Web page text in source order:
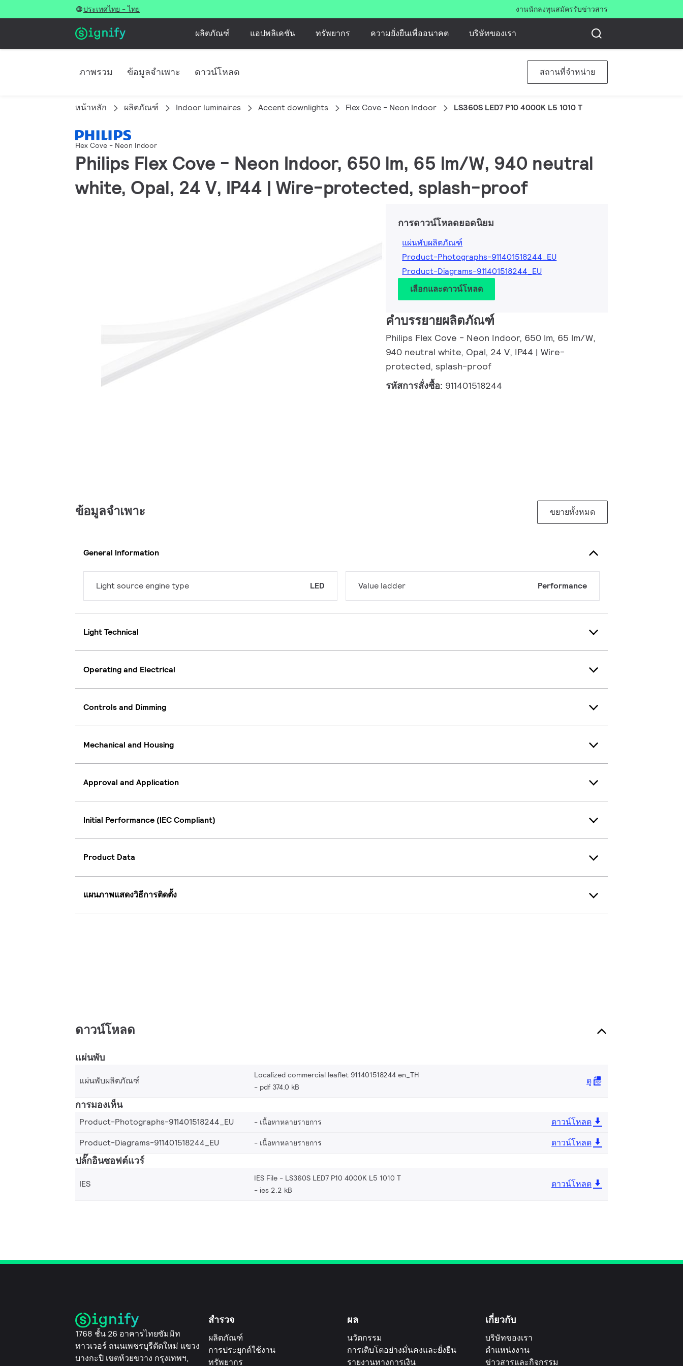
ประเทศไทย - ไทย งานนักลงทุนสมัครรับข่าวสาร
ผลิตภัณฑ์ แอปพลิเคชัน ทรัพยากร ความยั่งยืนเพื่ออนาคต บริษัทของเรา
ภาพรวม ข้อมูลจำเพาะ ดาวน์โหลด สถานที่จำหน่าย
หน้าหลัก ผลิตภัณฑ์ Indoor luminaires Accent downlights Flex Cove - Neon Indoor LS360S LED7 P10 4000K L5 1010 T
Flex Cove - Neon Indoor
Philips Flex Cove - Neon Indoor, 650 lm, 65 lm/W, 940 neutral
white, Opal, 24 V, IP44 | Wire-protected, splash-proof
การดาวน์โหลดยอดนิยม
แผ่นพับผลิตภัณฑ์
Product-Photographs-911401518244_EU
Product-Diagrams-911401518244_EU
เลือกและดาวน์โหลด
คำบรรยายผลิตภัณฑ์
Philips Flex Cove - Neon Indoor, 650 lm, 65 lm/W,
940 neutral white, Opal, 24 V, IP44 | Wire-
protected, splash-proof
รหัสการสั่งซื้อ: 911401518244
ข้อมูลจำเพาะ ขยายทั้งหมด
General Information
Light source engine type LED Value ladder Performance
Light Technical
Operating and Electrical
Controls and Dimming
Mechanical and Housing
Approval and Application
Initial Performance (IEC Compliant)
Product Data
แผนภาพแสดงวิธีการติดตั้ง
ดาวน์โหลด
แผ่นพับ
แผ่นพับผลิตภัณฑ์
Localized commercial leaflet 911401518244 en_TH
pdf 374.0 kB
ดู
การมองเห็น
Product-Photographs-911401518244_EU เนื้อหาหลายรายการ
ดาวน์โหลด
Product-Diagrams-911401518244_EU
เนื้อหาหลายรายการ ดาวน์โหลด
ปลั๊กอินซอฟต์แวร์
IES
IES File - LS360S LED7 P10 4000K L5 1010 T
ies 2.2 kB
ดาวน์โหลด
1768 ชั้น 26 อาคารไทยซัมมิท
ทาวเวอร์ ถนนเพชรบุรีตัดใหม่ แขวง
บางกะปิ เขตห้วยขวาง กรุงเทพฯ,
สำรวจ
ผลิตภัณฑ์
การประยุกต์ใช้งาน
ทรัพยากร
ผล
นวัตกรรม
การเติบโตอย่างมั่นคงและยั่งยืน
รายงานทางการเงิน
เกี่ยวกับ
บริษัทของเรา
ตำแหน่งงาน
ข่าวสารและกิจกรรม